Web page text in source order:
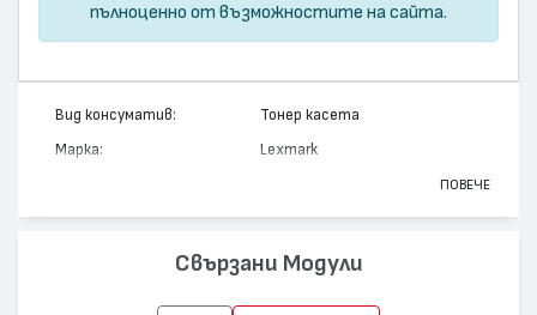
пълноценно от възможностите на сайта.
Вид консуматив: Тонер касета
Марка: Lexmark
Цвят: Монохромен
20000
ПОВЕЧЕ
Свързани Модули